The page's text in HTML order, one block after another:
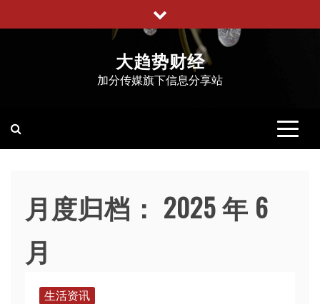
至
大趋势财经
加分传媒旗下信息分享站
月度归档： 2025 年 6
月
生活资讯